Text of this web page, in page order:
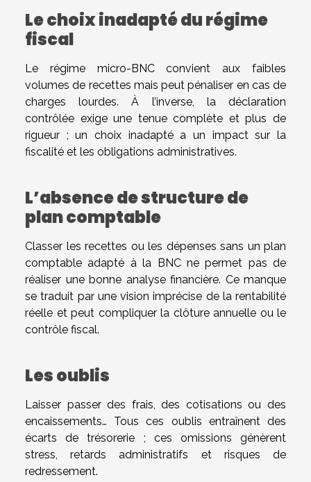
Le choix inadapté du régime
fiscal
Le régime micro-BNC convient aux faibles
volumes de recettes mais peut pénaliser en cas de
charges lourdes. À l’inverse, la déclaration
contrôlée exige une tenue complète et plus de
rigueur ; un choix inadapté a un impact sur la
fiscalité et les obligations administratives.
L’absence de structure de
plan comptable
Classer les recettes ou les dépenses sans un plan
comptable adapté à la BNC ne permet pas de
réaliser une bonne analyse financière. Ce manque
se traduit par une vision imprécise de la rentabilité
réelle et peut compliquer la clôture annuelle ou le
contrôle fiscal.
Les oublis
Laisser passer des frais, des cotisations ou des
encaissements… Tous ces oublis entraînent des
écarts de trésorerie ; ces omissions génèrent
stress, retards administratifs et risques de
redressement.